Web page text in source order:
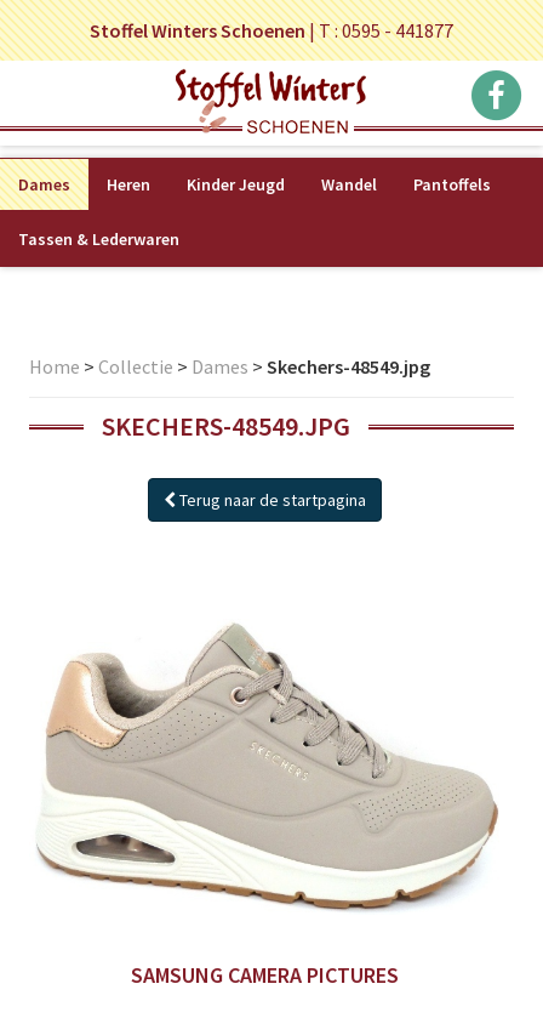
Stoffel Winters Schoenen|T : 0595 - 441877
Dames Heren Kinder Jeugd Wandel Pantoffels
Tassen & Lederwaren
Home > Collectie > Dames > Skechers-48549.jpg
SKECHERS-48549.JPG
Terug naar de startpagina
SAMSUNG CAMERA PICTURES